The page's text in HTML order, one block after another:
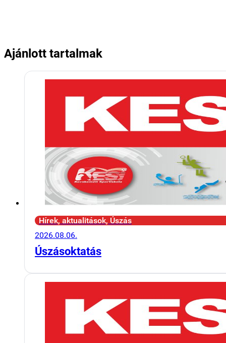
Ajánlott tartalmak
Hírek, aktualitások, Úszás
2026.08.06.
Úszásoktatás